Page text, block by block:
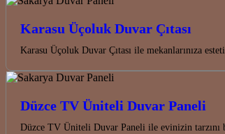
Karasu Üçoluk Duvar Çıtası
Karasu Üçoluk Duvar Çıtası ile mekanlarınıza
Düzce TV Üniteli Duvar Paneli
Düzce TV Üniteli Duvar Paneli ile evinizin tarzını